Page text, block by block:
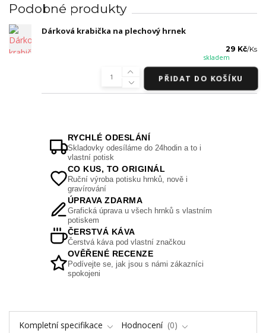
Podobné produkty
Dárková krabička na plechový hrnek
29 Kč/Ks
skladem
PŘIDAT DO KOŠÍKU
RYCHLÉ ODESLÁNÍ
Skladovky odesíláme do 24hodin a to i
vlastní potisk
CO KUS, TO ORIGINÁL
Ruční výroba potisku hrnků, nově i
gravírování
ÚPRAVA ZDARMA
Grafická úprava u všech hrnků s vlastním
potiskem
ČERSTVÁ KÁVA
Čerstvá káva pod vlastní značkou
OVĚŘENÉ RECENZE
Podívejte se, jak jsou s námi zákazníci
spokojeni
Kompletní specifikace Hodnocení
0